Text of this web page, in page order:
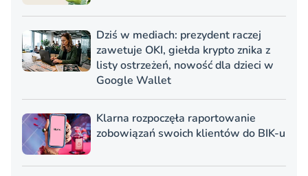
Dziś w mediach: prezydent raczej
zawetuje OKI, giełda krypto znika z
listy ostrzeżeń, nowość dla dzieci w
Google Wallet
Klarna rozpoczęła raportowanie
zobowiązań swoich klientów do BIK-u